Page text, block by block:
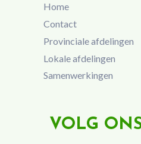
Home
Contact
Provinciale afdelingen
Lokale afdelingen
Samenwerkingen
VOLG